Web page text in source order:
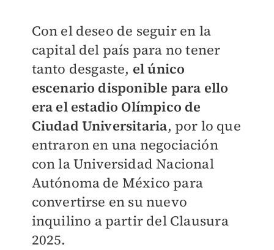
Con el deseo de seguir en la
capital del país para no tener
tanto desgaste, el único
escenario disponible para ello
era el estadio Olímpico de
Ciudad Universitaria, por lo que
entraron en una negociación
con la Universidad Nacional
Autónoma de México para
convertirse en su nuevo
inquilino a partir del Clausura
2025.